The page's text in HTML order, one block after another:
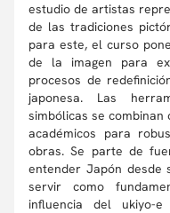
estudio de artistas
de las tradiciones
para este, el curso
de la imagen para
procesos de
japonesa. Las
simbólicas se
académicos para
obras. Se parte de
entender Japón desde
servir como
influencia del